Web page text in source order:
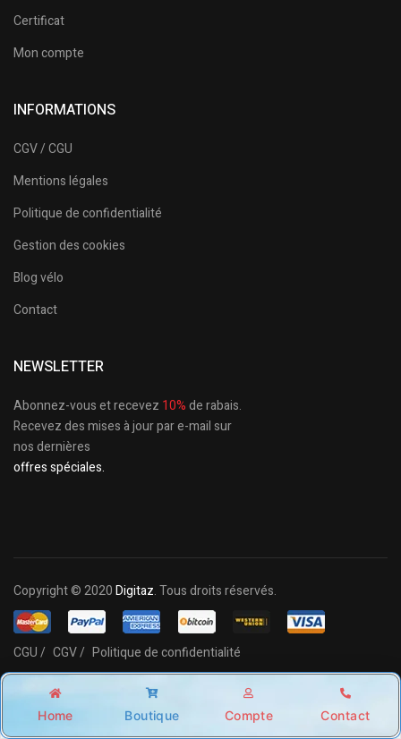
Shop Account Search Wishlist
Certificat
Mon compte
INFORMATIONS
CGV / CGU
Mentions légales
Politique de confidentialité
Gestion des cookies
Blog vélo
Contact
NEWSLETTER
Abonnez-vous et recevez 10%de rabais.
Recevez des mises à jour par e-mail sur
nos dernières
offres spéciales.
Copyright © 2020Digitaz. Tous droits réservés.
CGU / CGV / Politique de confidentialité
Home Boutique Compte Contact